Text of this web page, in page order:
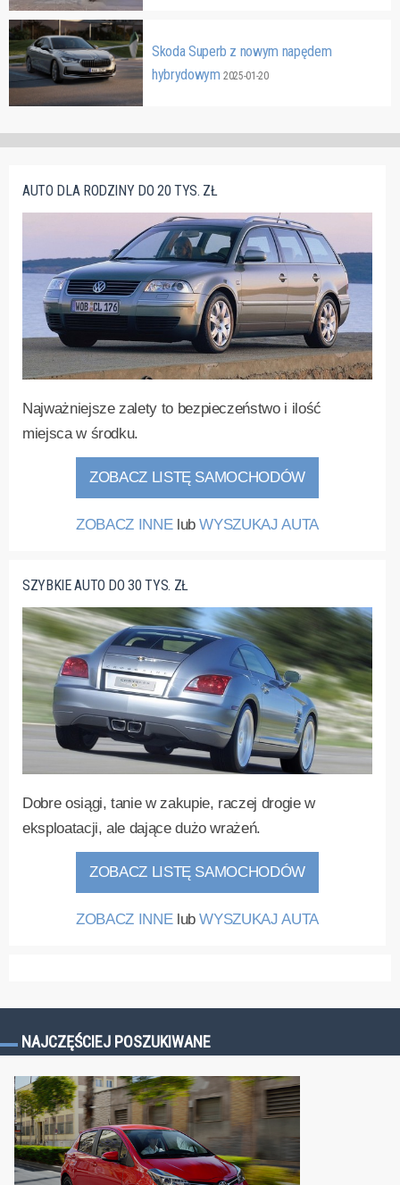
Skoda Superb z nowym napędem
hybrydowym2025-01-20
AUTO DLA RODZINY DO 20 TYS. ZŁ
Najważniejsze zalety to bezpieczeństwo i ilość
miejsca w środku.
ZOBACZ LISTĘ SAMOCHODÓW
ZOBACZ INNElubWYSZUKAJ AUTA
SZYBKIE AUTO DO 30 TYS. ZŁ
Dobre osiągi, tanie w zakupie, raczej drogie w
eksploatacji, ale dające dużo wrażeń.
ZOBACZ LISTĘ SAMOCHODÓW
ZOBACZ INNElubWYSZUKAJ AUTA
NAJCZĘŚCIEJ POSZUKIWANE